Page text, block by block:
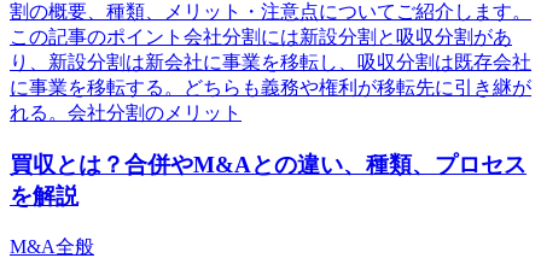
割の概要、種類、メリット・注意点についてご紹介します。
この記事のポイント会社分割には新設分割と吸収分割があ
り、新設分割は新会社に事業を移転し、吸収分割は既存会社
に事業を移転する。どちらも義務や権利が移転先に引き継が
れる。会社分割のメリット
買収とは？合併やM&Aとの違い、種類、プロセス
を解説
M&A全般